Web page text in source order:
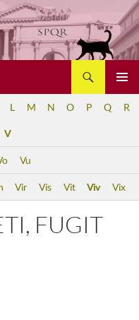
L M N O P Q R
V
Vu
Vir Vis Vit Viv Vix
FUGIT